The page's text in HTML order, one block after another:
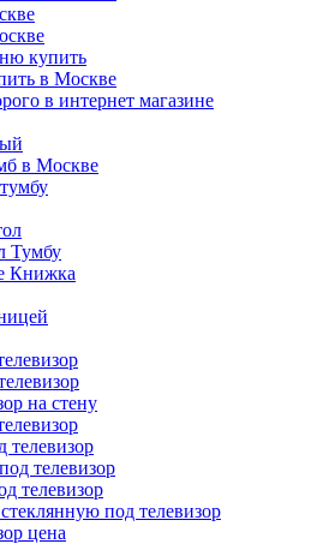
купить
в Москве
в интернет магазине
в Москве
Тумбу
Книжка
на стену
телевизор
телевизор
телевизор
под телевизор
цена